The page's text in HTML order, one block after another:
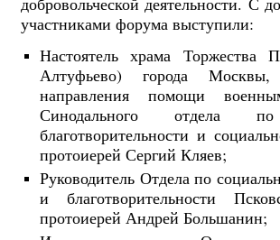
участниками форума выступили:
Настоятель храма Торжества
Алтуфьево) города Москвы,
направления помощи
Синодального отдела
благотворительности и
протоиерей Сергий Кляев;
Руководитель Отдела по
и благотворительности
протоиерей Андрей Большанин;